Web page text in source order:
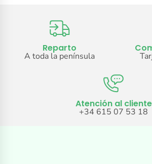
Reparto
A toda la península
Atención al cliente
+34 615 07 53 18